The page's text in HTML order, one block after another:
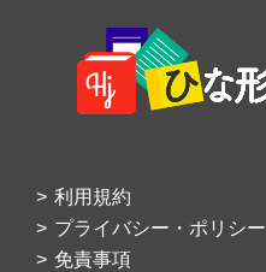
Footer
利用規約
プライバシー・ポリシー
免責事項